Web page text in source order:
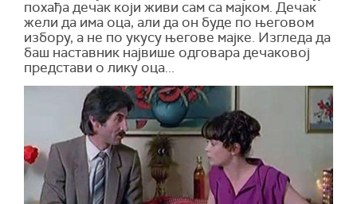
похађа дечак који живи сам са мајком. Дечак
жели да има оца, али да он буде по његовом
избору, а не по укусу његове мајке. Изгледа да
баш наставник највише одговара дечаковој
представи о лику оца...